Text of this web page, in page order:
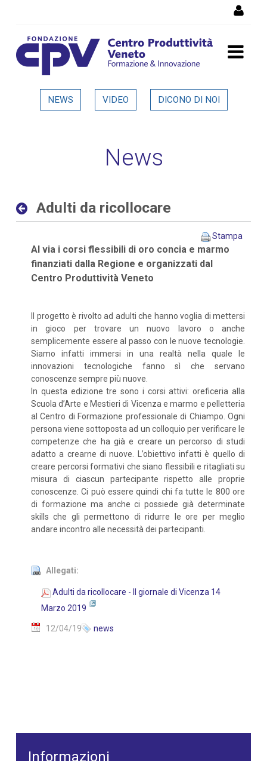
Adulti da ricollocare -
NEWS VIDEO DICONO DI NOI
News
Adulti da ricollocare
Stampa
Al via i corsi flessibili di oro concia e marmo
finanziati dalla Regione e organizzati dal
Centro Produttività Veneto
Il progetto è rivolto ad adulti che hanno voglia di mettersi
in gioco per trovare un nuovo lavoro o anche
semplicemente essere al passo con le nuove tecnologie.
Siamo infatti immersi in una realtà nella quale le
innovazioni tecnologiche fanno sì che servano
conoscenze sempre più nuove.
In questa edizione tre sono i corsi attivi: oreficeria alla
Scuola d’Arte e Mestieri di Vicenza e marmo e pelletteria
al Centro di Formazione professionale di Chiampo. Ogni
persona viene sottoposta ad un colloquio per verificare le
competenze che ha già e creare un percorso di studi
adatto a crearne di nuove. L’obiettivo infatti è quello di
creare percorsi formativi che siano flessibili e ritagliati su
misura di ciascun partecipante rispetto alle proprie
conoscenze. Ci può essere quindi chi fa tutte le 800 ore
di formazione ma anche ci possiede già determinate
skills che gli permettono di ridurre le ore per meglio
andare incontro alle necessità dei partecipanti.
Allegati:
Adulti da ricollocare - Il giornale di Vicenza 14
Marzo 2019
12/04/19 news
Informazioni